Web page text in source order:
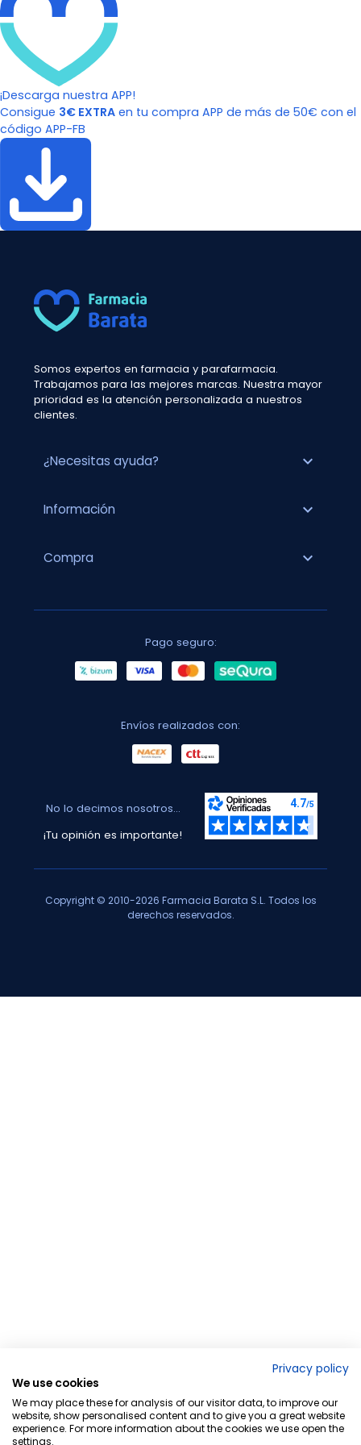
¡Descarga nuestra APP!
Consigue 3€ EXTRA en tu compra APP de más de 50€ con el
código APP-FB
Somos expertos en farmacia y parafarmacia.
Trabajamos para las mejores marcas. Nuestra mayor
prioridad es la atención personalizada a nuestros
clientes.
¿Necesitas ayuda? expand_more
Información expand_more
Compra expand_more
Pago seguro:
Envíos realizados con:
No lo decimos nosotros...
¡Tu opinión es importante!
Copyright © 2010-2026 Farmacia Barata S.L. Todos los
derechos reservados.
Privacy policy
We use cookies
We may place these for analysis of our visitor data, to improve our
website, show personalised content and to give you a great website
experience. For more information about the cookies we use open the
settings.